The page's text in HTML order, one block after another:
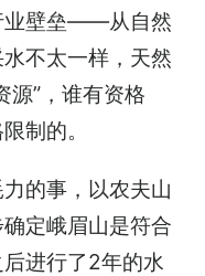
业壁垒——从自然
不太一样，天然
源”，谁有资格
制的。
的事，以农夫山
定峨眉山是符合
进行了2年的水